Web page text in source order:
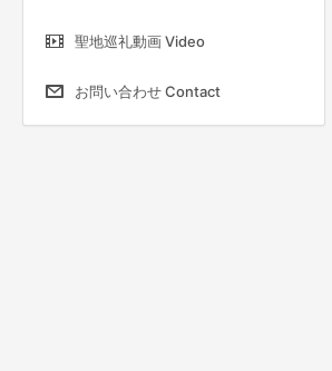
聖地巡礼動画 Video
お問い合わせ Contact